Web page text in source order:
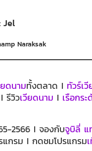
Jel
Naraksak
ดนามทั้งตลาด I ทัวร์เ
I รีวิวเวียดนาม I เรือกระ
2566 I จองกับจูบิลี่ แ
แกรม I กดชมโปรแกรม